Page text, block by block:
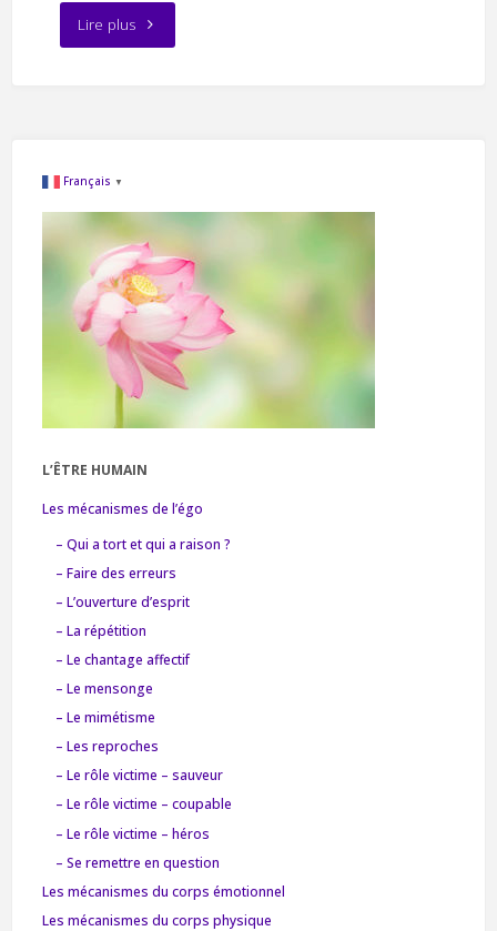
Lire plus"La
Français ▼
L’ÊTRE HUMAIN
Les mécanismes de l’égo
– Qui a tort et qui a raison ?
– Faire des erreurs
– L’ouverture d’esprit
– La répétition
– Le chantage affectif
– Le mensonge
– Le mimétisme
– Les reproches
– Le rôle victime – sauveur
– Le rôle victime – coupable
– Le rôle victime – héros
– Se remettre en question
Les mécanismes du corps émotionnel
Les mécanismes du corps physique